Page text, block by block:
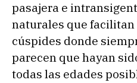
pasajera e
naturales que facilitan
cúspides donde
parecen que hayan
todas las edades